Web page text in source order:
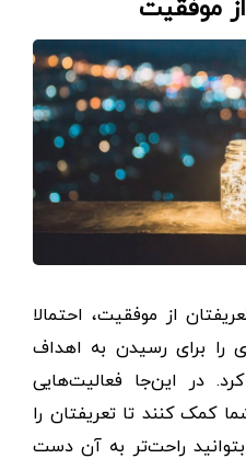
از موفقیت، احتمالا
را برای رسیدن به اهداف
در این‌جا فعالیت‌هایی
کمک کنند تا تعریفتان را
راحت‌تر به آن دست